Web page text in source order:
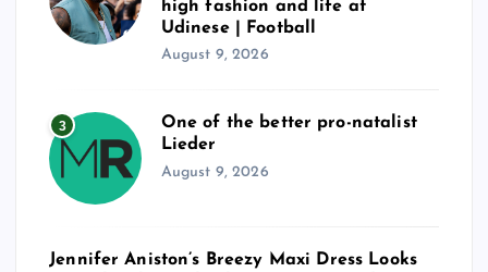
high fashion and life at
Udinese | Football
August 9, 2026
3
One of the better pro-natalist
Lieder
August 9, 2026
Jennifer Aniston’s Breezy Maxi Dress Looks